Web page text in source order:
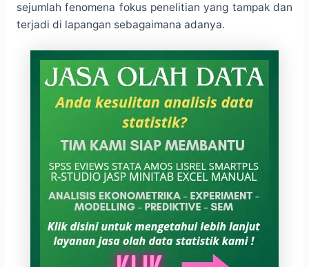
sejumlah fenomena fokus penelitian yang tampak dan
terjadi di lapangan sebagaimana adanya.